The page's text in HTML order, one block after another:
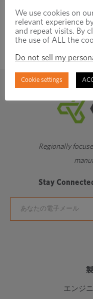
き
ま
Regionally
Stay
エンジ
We use cookies on
relevant experience
and repeat visits. By
the use of ALL the
Do not sell my
Cookie settings